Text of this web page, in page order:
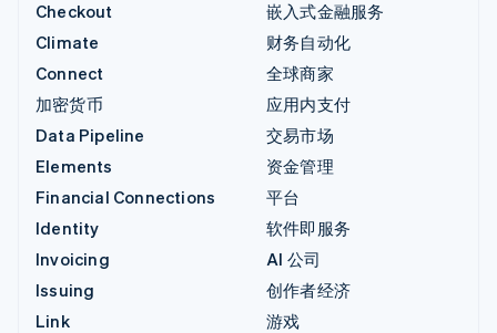
Checkout
Climate
Connect
加密货币
Data Pipeline
Elements
Financial Connections
Identity
Invoicing
Issuing
Link
嵌入式金融服务
财务自动化
全球商家
应用内支付
交易市场
资金管理
平台
软件即服务
AI 公司
创作者经济
游戏